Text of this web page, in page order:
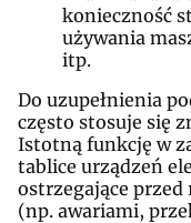
konieczność
używania
itp.
Do uzupełnienia
często stosuje się
Istotną funkcję w
tablice urządzeń
ostrzegające
(np. awariami,